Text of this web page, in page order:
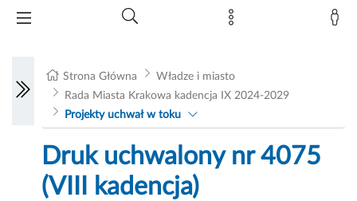
Strona Główna
Władze i miasto
Rada Miasta Krakowa kadencja IX 2024-2029
Projekty uchwał w toku
Druk uchwalony nr 4075
(VIII kadencja)